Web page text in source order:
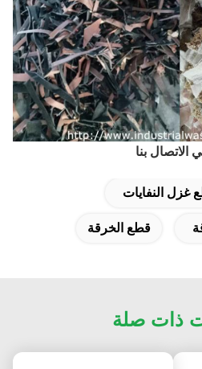
الاتصال بنا
غزل النفايات
قطع الخرقة
ذات صلة